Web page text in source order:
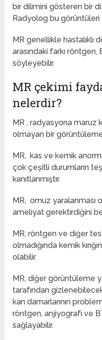
bir dilimini gösteren bir
Radyolog bu görüntüleri
MR genellikle hastalıklı
arasındaki farkı
söyleyebilir.
MR çekimi
nelerdir?
MR , radyasyona maruz
olmayan bir
MR, kas ve kemik
çok çeşitli durumların
kanıtlanmıştır.
MR, omuz yaralanması
ameliyat gerektirdiğini
MR, röntgen ve diğer
olmadığında kemik
olabilir.
MR, diğer görüntüleme
tarafından
kan damarlarının
röntgen, anjiyografi ve
sağlayabilir.